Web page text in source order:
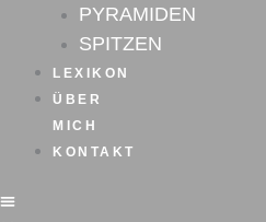
PYRAMIDEN
SPITZEN
LEXIKON
ÜBER
MICH
KONTAKT